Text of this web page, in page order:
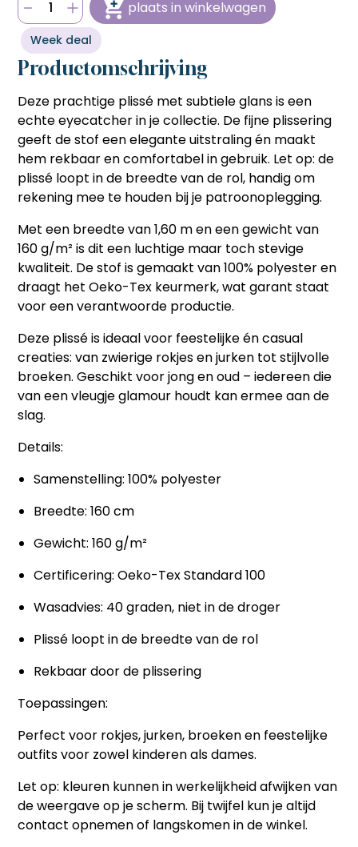
plaats in winkelwagen
Week deal
Productomschrijving
Deze prachtige plissé met subtiele glans is een
echte eyecatcher in je collectie. De fijne plissering
geeft de stof een elegante uitstraling én maakt
hem rekbaar en comfortabel in gebruik. Let op: de
plissé loopt in de breedte van de rol, handig om
rekening mee te houden bij je patroonoplegging.
Met een breedte van 1,60 m en een gewicht van
160 g/m² is dit een luchtige maar toch stevige
kwaliteit. De stof is gemaakt van 100% polyester en
draagt het Oeko-Tex keurmerk, wat garant staat
voor een verantwoorde productie.
Deze plissé is ideaal voor feestelijke én casual
creaties: van zwierige rokjes en jurken tot stijlvolle
broeken. Geschikt voor jong en oud – iedereen die
van een vleugje glamour houdt kan ermee aan de
slag.
Details:
Samenstelling: 100% polyester
Breedte: 160 cm
Gewicht: 160 g/m²
Certificering: Oeko-Tex Standard 100
Wasadvies: 40 graden, niet in de droger
Plissé loopt in de breedte van de rol
Rekbaar door de plissering
Toepassingen:
Perfect voor rokjes, jurken, broeken en feestelijke
outfits voor zowel kinderen als dames.
Let op: kleuren kunnen in werkelijkheid afwijken van
de weergave op je scherm. Bij twijfel kun je altijd
contact opnemen of langskomen in de winkel.
bestellen sneller en voordeliger gaat.
Snel en eenvoudig bestellen
Met één klik je favoriete producten opnieuw bestellen
zonder zoeken of invoeren, ideaal voor frequente klanten
die tijd willen besparen.
Automatisch onthouden van
(bedrijfs)gegevens
Je hoeft jouw bedrijfsgegevens en factuuradres niet
telkens opnieuw in te voeren, wat het bestelproces
soepeler en efficiënter maakt.
Hulp nodig bij het aanmaken van je account, of wil je
persoonlijk advies op maat van jouw wensen?
sonja@sdsstoffen.nl.
sluiten
Hulp nodig bij het aanmaken van je account, of wil je
persoonlijk advies op maat van jouw wensen?
Bel ons op06 27 55 3550
sonja@sdsstoffen.nl
annuleren
bestellen sneller en voordeliger gaat.
Snel en eenvoudig bestellen
Met één klik je favoriete producten opnieuw bestellen
zonder zoeken of invoeren, ideaal voor frequente klanten
die tijd willen besparen.
Automatisch onthouden van
(bedrijfs)gegevens
Je hoeft jouw bedrijfsgegevens en factuuradres niet
telkens opnieuw in te voeren, wat het bestelproces
soepeler en efficiënter maakt.
Hulp nodig bij het aanmaken van je account, of wil je
persoonlijk advies op maat van jouw wensen?
sonja@sdsstoffen.nl.
sluiten